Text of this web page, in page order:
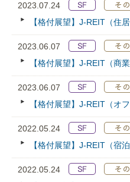
2023.07.24
【格付展望】J-REIT（住居
2023.06.07
【格付展望】J-REIT（商業
2023.06.07
【格付展望】J-REIT（オフ
2022.05.24
【格付展望】J-REIT（宿泊
2022.05.24